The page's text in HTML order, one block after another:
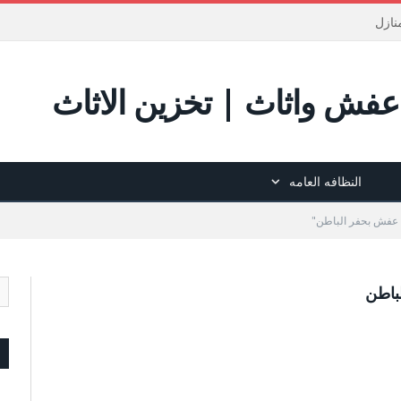
واثاث | تخزين الاثاث
النظافه العامه